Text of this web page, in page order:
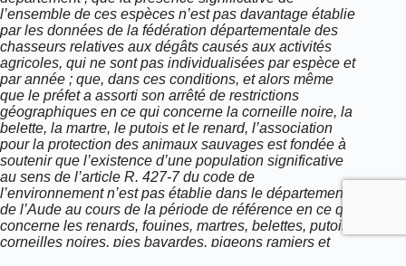
l’ensemble de ces espèces n’est pas davantage établie
par les données de la fédération départementale des
chasseurs relatives aux dégâts causés aux activités
agricoles, qui ne sont pas individualisées par espèce et
par année ; que, dans ces conditions, et alors même
que le préfet a assorti son arrêté de restrictions
géographiques en ce qui concerne la corneille noire, la
belette, la martre, le putois et le renard, l’association
pour la protection des animaux sauvages est fondée à
soutenir que l’existence d’une population significative
au sens de l’article R. 427-7 du code de
l’environnement n’est pas établie dans le département
de l’Aude au cours de la période de référence en ce qui
concerne les renards, fouines, martres, belettes, putois,
corneilles noires, pies bavardes, pigeons ramiers et